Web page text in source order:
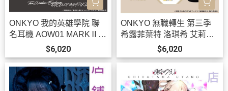
ONKYO 我的英雄學院 聯
名耳機 AOW01 MARKⅡ
【跨境】0826*10月下旬-1
1月上旬發售!
$6,020
ONKYO 無職轉生 第三季
希露菲葉特 洛琪希 艾莉絲
聯名耳機 AOW01 MARKⅡ
【跨境】0902 *11月上旬-
中旬發售!
$6,020